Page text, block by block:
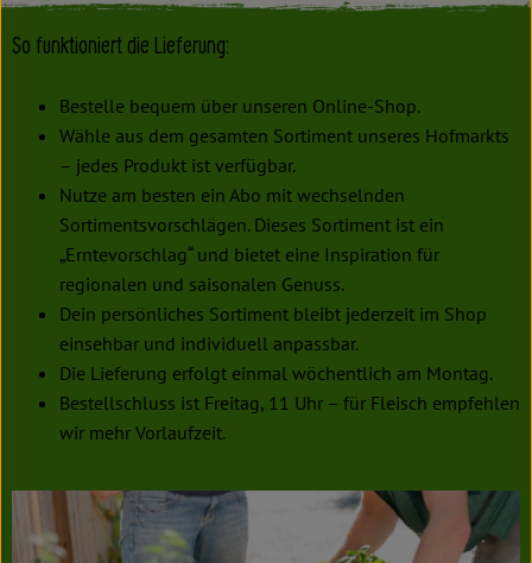
So funktioniert die Lieferung:
Bestelle bequem über unseren Online-Shop.
Wähle aus dem gesamten Sortiment unseres Hofmarkts
– jedes Produkt ist verfügbar.
Nutze am besten ein Abo mit wechselnden
Sortimentsvorschlägen. Dieses Sortiment ist ein
„Erntevorschlag“ und bietet eine Inspiration für
regionalen und saisonalen Genuss.
Dein persönliches Sortiment bleibt jederzeit im Shop
einsehbar und individuell anpassbar.
Die Lieferung erfolgt einmal wöchentlich am Montag.
Bestellschluss ist Freitag, 11 Uhr – für Fleisch empfehlen
wir mehr Vorlaufzeit.